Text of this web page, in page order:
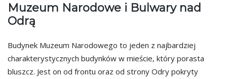
Muzeum Narodowe i Bulwary nad
Odrą
Budynek Muzeum Narodowego to jeden z najbardziej
charakterystycznych budynków w mieście, który porasta
bluszcz. Jest on od frontu oraz od strony Odry pokryty